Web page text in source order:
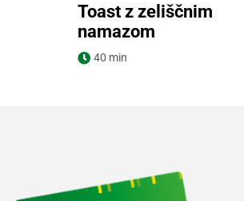
Navodila za pripravo
Toast z zeliščnim
namazom
40 min